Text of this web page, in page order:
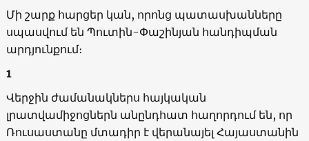
Մի շարք հարցեր կան, որոնց պատասխանները
սպասվում են Պուտին-Փաշինյան հանդիպման
արդյունքում։
1
Վերջին ժամանակներս հայկական
լրատվամիջոցներն անընդհատ հաղորդում են, որ
Ռուսաստանը մտադիր է վերանայել Հայաստանին